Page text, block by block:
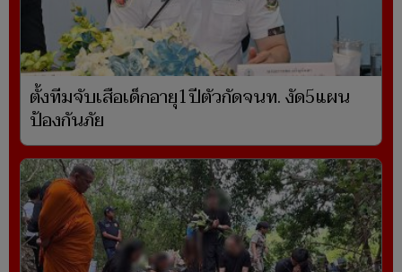
ตั้งทีมจับเสือเด็กอายุ1ปีตัวกัดจนท. งัด5แผน
ป้องกันภัย